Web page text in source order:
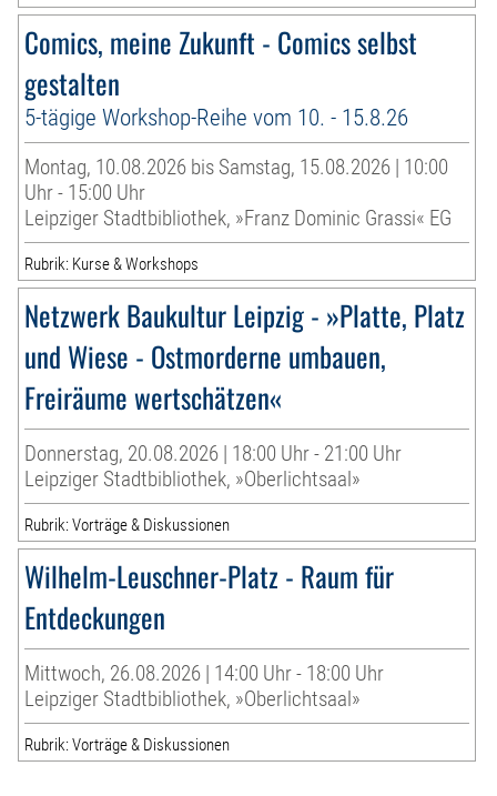
Comics, meine Zukunft - Comics selbst
gestalten
5-tägige Workshop-Reihe vom 10. - 15.8.26
Montag, 10.08.2026 bis Samstag, 15.08.2026 | 10:00
Uhr - 15:00 Uhr
Leipziger Stadtbibliothek, »Franz Dominic Grassi« EG
Rubrik: Kurse & Workshops
Netzwerk Baukultur Leipzig - »Platte, Platz
und Wiese - Ostmorderne umbauen,
Freiräume wertschätzen«
Donnerstag, 20.08.2026 | 18:00 Uhr - 21:00 Uhr
Leipziger Stadtbibliothek, »Oberlichtsaal»
Rubrik: Vorträge & Diskussionen
Wilhelm-Leuschner-Platz - Raum für
Entdeckungen
Mittwoch, 26.08.2026 | 14:00 Uhr - 18:00 Uhr
Leipziger Stadtbibliothek, »Oberlichtsaal»
Rubrik: Vorträge & Diskussionen